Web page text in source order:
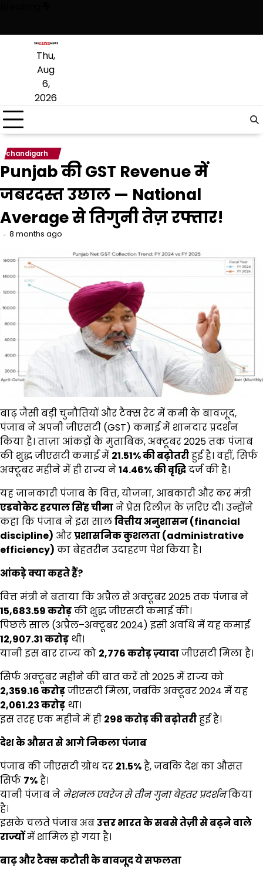
content
Thu,
Aug
6,
2026
chandigarh
Punjab की GST Revenue में
जबरदस्त उछाल — National
Average से तिगुनी तेज़ रफ्तार!
8 months ago
बाढ़ जैसी बड़ी चुनौतियों और टैक्स रेट में कमी के बावजूद,
पंजाब ने अपनी जीएसटी (GST) कमाई में शानदार प्रदर्शन
किया है। ताज़ा आंकड़ों के मुताबिक, अक्टूबर 2025 तक पंजाब
की शुद्ध जीएसटी कमाई में 21.51%की बढ़ोतरीहुई है। वहीं, सिर्फ
अक्टूबर महीने में ही राज्य ने14.46%की वृद्धिदर्ज की है।
यह जानकारी पंजाब के वित्त, योजना, आबकारी और कर मंत्री
एडवोकेट हरपाल सिंह चीमाने प्रेस रिलीज़ के ज़रिए दी। उन्होंने
कहा कि पंजाब ने इस सालवित्तीय अनुशासन (financial
discipline) औरप्रशासनिक कुशलता (administrative
efficiency) का बेहतरीन उदाहरण पेश किया है।
आंकड़े क्या कहते हैं?
वित्त मंत्री ने बताया कि अप्रैल से अक्टूबर 2025 तक पंजाब ने
₹15,683.59करोड़की शुद्ध जीएसटी कमाई की।
पिछले साल (अप्रैल–अक्टूबर 2024) इसी अवधि में यह कमाई
₹12,907.31करोड़ थी।
यानी इस बार राज्य को ₹2,776करोड़ ज़्यादाजीएसटी मिला है।
सिर्फ अक्टूबर महीने की बात करें तो 2025 में राज्य को
₹2,359.16करोड़जीएसटी मिला, जबकि अक्टूबर 2024 में यह
₹2,061.23करोड़ था।
इस तरह एक महीने में ही ₹298करोड़ की बढ़ोतरीहुई है।
देश के औसत से आगे निकला पंजाब
पंजाब की जीएसटी ग्रोथ दर 21.5%है, जबकि देश का औसत
सिर्फ 7%है।
यानी पंजाब ने नेशनल एवरेज से तीन गुना बेहतर प्रदर्शनकिया
है।
इसके चलते पंजाब अबउत्तर भारत के सबसे तेज़ी से बढ़ने वाले
राज्योंमें शामिल हो गया है।
बाढ़ और टैक्स कटौती के बावजूद ये सफलता